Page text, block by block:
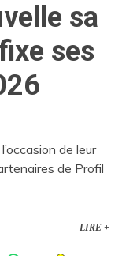
sa
ses
de leur
de Profil
LIRE +